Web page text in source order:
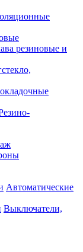
резиновые и
Автоматические
Выключатели,